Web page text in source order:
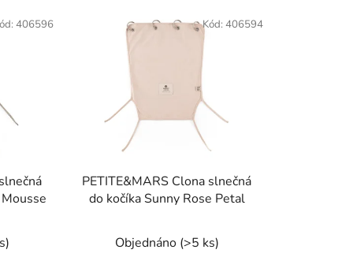
u
k
406596
PETITE&MARS Clona slnečná
do kočíka Sunny Rose Petal
Objednáno (>5 ks)
Kód: 406594